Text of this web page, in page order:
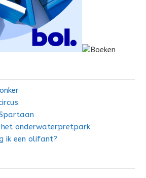
het onderwaterpretpark
ik een olifant?